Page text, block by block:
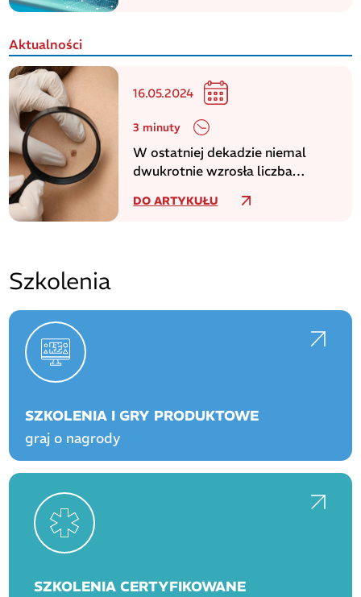
Aktualności
16.05.2024
3 minuty
W ostatniej dekadzie niemal
dwukrotnie wzrosła liczba
DO ARTYKUŁU
Szkolenia
SZKOLENIA I GRY PRODUKTOWE
graj o nagrody
SZKOLENIA CERTYFIKOWANE